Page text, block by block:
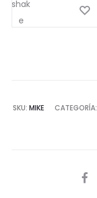
SKU: MIKE CATEGORÍA: